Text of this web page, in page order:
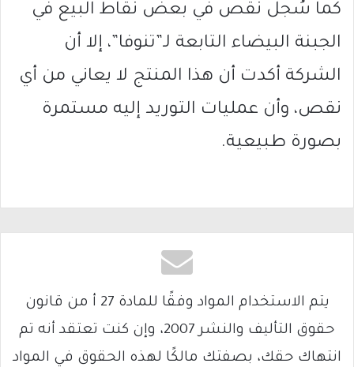
كما سُجل نقص في بعض نقاط البيع في
الجبنة البيضاء التابعة لـ”تنوفا”، إلا أن
الشركة أكدت أن هذا المنتج لا يعاني من أي
نقص، وأن عمليات التوريد إليه مستمرة
بصورة طبيعية.
يتم الاستخدام المواد وفقًا للمادة 27 أ من قانون
حقوق التأليف والنشر 2007، وإن كنت تعتقد أنه تم
انتهاك حقك، بصفتك مالكًا لهذه الحقوق في المواد